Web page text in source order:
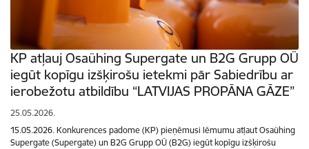
KP atļauj Osaühing Supergate un B2G Grupp OÜ
iegūt kopīgu izšķirošu ietekmi pār Sabiedrību ar
ierobežotu atbildību “LATVIJAS PROPĀNA GĀZE”
25.05.2026.
15.05.2026. Konkurences padome (KP) pieņēmusi lēmumu atļaut Osaühing
Supergate (Supergate) un B2G Grupp OÜ (B2G) iegūt kopīgu izšķirošu